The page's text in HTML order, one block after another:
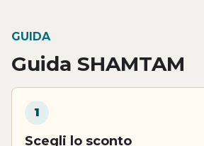
GUIDA
Guida SHAMTAM
1
Scegli lo sconto